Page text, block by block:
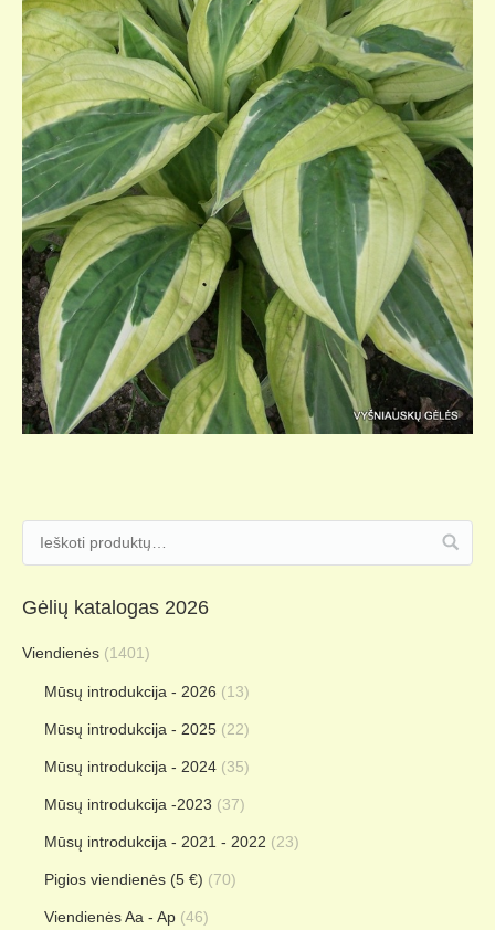
Gėlių katalogas 2026
Viendienės (1401)
Mūsų introdukcija - 2026 (13)
Mūsų introdukcija - 2025 (22)
Mūsų introdukcija - 2024 (35)
Mūsų introdukcija -2023 (37)
Mūsų introdukcija - 2021 - 2022 (23)
Pigios viendienės (5 €) (70)
Viendienės Aa - Ap (46)